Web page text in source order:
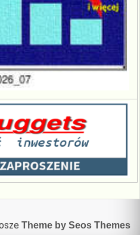
Theme by Seos Themes